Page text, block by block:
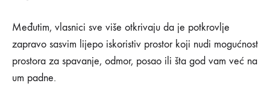
iz
ovih
potkrovlja!
Međutim, vlasnici sve više otkrivaju da je potkrovlje
zapravo sasvim lijepo iskoristiv prostor koji nudi mogućnost
prostora za spavanje, odmor, posao ili šta god vam već na
um padne.